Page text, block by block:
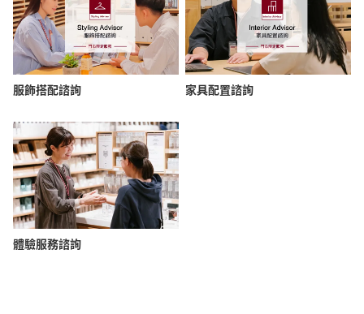
服飾搭配諮詢 家具配置諮詢
體驗服務諮詢